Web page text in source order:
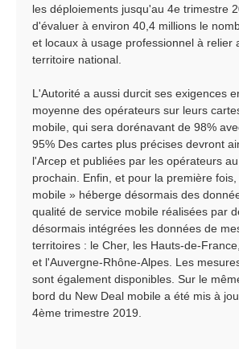
les déploiements jusqu'au 4e trimestre
d'évaluer à environ 40,4 millions le
et locaux à usage professionnel à relier
territoire national.
L'Autorité a aussi durcit ses exigences
moyenne des opérateurs sur leurs
mobile, qui sera dorénavant de 98%
95% Des cartes plus précises devront
l'Arcep et publiées par les opérateurs
prochain. Enfin, et pour la première
mobile » héberge désormais des
qualité de service mobile réalisées par
désormais intégrées les données de
territoires : le Cher, les Hauts-de-
et l'Auvergne-Rhône-Alpes. Les
sont également disponibles. Sur le
bord du New Deal mobile a été mis à
4ème trimestre 2019.